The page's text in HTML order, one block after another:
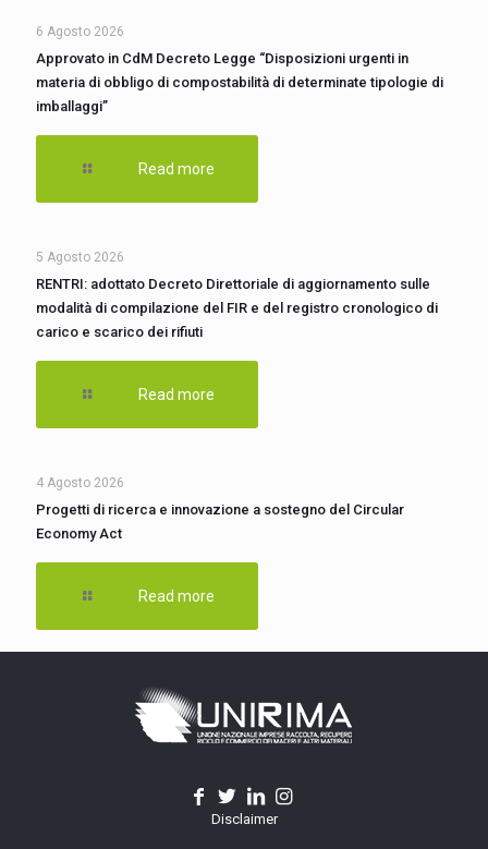
6 Agosto 2026
Approvato in CdM Decreto Legge “Disposizioni urgenti in
materia di obbligo di compostabilità di determinate tipologie di
imballaggi”
Read more
5 Agosto 2026
RENTRI: adottato Decreto Direttoriale di aggiornamento sulle
modalità di compilazione del FIR e del registro cronologico di
carico e scarico dei rifiuti
Read more
4 Agosto 2026
Progetti di ricerca e innovazione a sostegno del Circular
Economy Act
Read more
Disclaimer